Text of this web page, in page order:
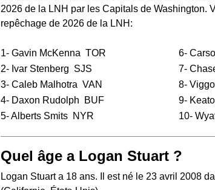
2026 de la LNH par les Capitals de Washington.
repêchage de 2026 de la LNH:
1- Gavin McKenna TOR
2- Ivar Stenberg SJS
3- Caleb Malhotra VAN
4- Daxon Rudolph
BUF
5-Alberts Smits NYR
6-
7-
8-
9-
10-
Quel âge a Logan Stuart ?
Logan Stuart a 18 ans. Il est né le 23 avril 2008